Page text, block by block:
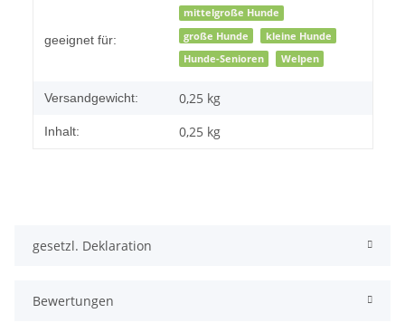
geeignet für:
mittelgroße Hunde
große Hunde
kleine Hunde
Hunde-Senioren
Welpen
Versandgewicht: 0,25 kg
Inhalt: 0,25 kg
gesetzl. Deklaration
Bewertungen